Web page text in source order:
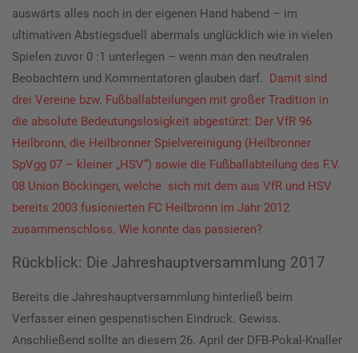
auswärts alles noch in der eigenen Hand habend – im
ultimativen Abstiegsduell abermals unglücklich wie in vielen
Spielen zuvor 0 :1 unterlegen – wenn man den neutralen
Beobachtern und Kommentatoren glauben darf. Damit sind
drei Vereine bzw. Fußballabteilungen mit großer Tradition in
die absolute Bedeutungslosigkeit abgestürzt: Der VfR 96
Heilbronn, die Heilbronner Spielvereinigung (Heilbronner
SpVgg 07 – kleiner „HSV“) sowie die Fußballabteilung des F.V.
08 Union Böckingen, welche sich mit dem aus VfR und HSV
bereits 2003 fusionierten FC Heilbronn im Jahr 2012
zusammenschloss. Wie konnte das passieren?
Rückblick: Die Jahreshauptversammlung 2017
Bereits die Jahreshauptversammlung hinterließ beim
Verfasser einen gespenstischen Eindruck. Gewiss.
Anschließend sollte an diesem 26. April der DFB-Pokal-Knaller